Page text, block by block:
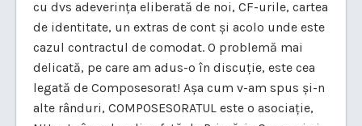
cu dvs adeverința eliberată de noi, CF-urile, cartea
de identitate, un extras de cont și acolo unde este
cazul contractul de comodat. O problemă mai
delicată, pe care am adus-o în discuție, este cea
legată de Composesorat! Așa cum v-am spus și-n
alte rânduri, COMPOSESORATUL este o asociație,